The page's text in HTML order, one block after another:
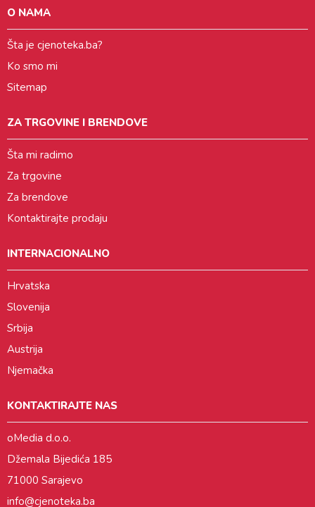
O NAMA
Šta je cjenoteka.ba?
Ko smo mi
Sitemap
ZA TRGOVINE I BRENDOVE
Šta mi radimo
Za trgovine
Za brendove
Kontaktirajte prodaju
INTERNACIONALNO
Hrvatska
Slovenija
Srbija
Austrija
Njemačka
KONTAKTIRAJTE NAS
oMedia d.o.o.
Džemala Bijedića 185
71000 Sarajevo
info@cjenoteka.ba